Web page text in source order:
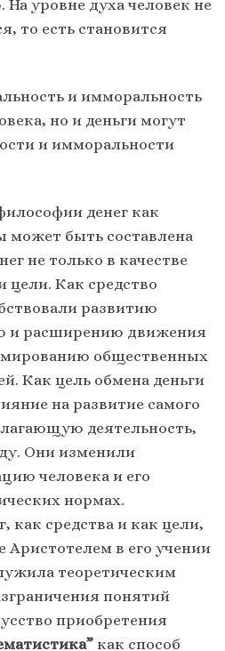
На уровне духа человек не
то есть становится
и имморальность
но и деньги могут
и имморальности
денег как
может быть составлена
не только в качестве
цели. Как средство
развитию
и расширению движения
общественных
Как цель обмена деньги
на развитие самого
деятельность,
Они изменили
человека и его
нормах.
как средства и как цели,
Аристотелем в его учении
теоретическим
понятий
приобретения
как способ